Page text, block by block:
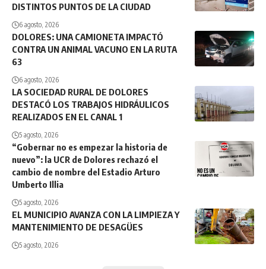
DISTINTOS PUNTOS DE LA CIUDAD
6 agosto, 2026
DOLORES: UNA CAMIONETA IMPACTÓ
CONTRA UN ANIMAL VACUNO EN LA RUTA
63
6 agosto, 2026
LA SOCIEDAD RURAL DE DOLORES
DESTACÓ LOS TRABAJOS HIDRÁULICOS
REALIZADOS EN EL CANAL 1
5 agosto, 2026
“Gobernar no es empezar la historia de
nuevo”: la UCR de Dolores rechazó el
cambio de nombre del Estadio Arturo
Umberto Illia
5 agosto, 2026
EL MUNICIPIO AVANZA CON LA LIMPIEZA Y
MANTENIMIENTO DE DESAGÜES
5 agosto, 2026